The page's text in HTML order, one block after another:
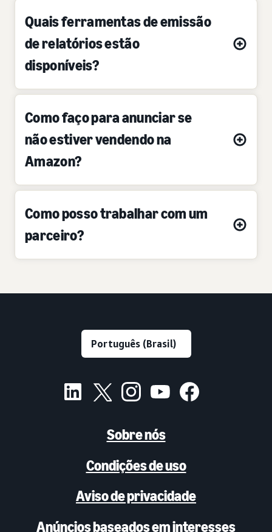
Quais ferramentas de emissão
de relatórios estão
disponíveis?
Como faço para anunciar se
não estiver vendendo na
Amazon?
Como posso trabalhar com um
parceiro?
Sobre nós
Condições de uso
Aviso de privacidade
Anúncios baseados em interesses